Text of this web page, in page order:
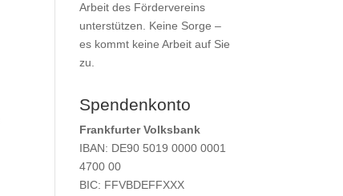
Arbeit des Fördervereins
unterstützen. Keine Sorge –
es kommt keine Arbeit auf Sie
zu.
Spendenkonto
Frankfurter Volksbank
IBAN: DE90 5019 0000 0001
4700 00
BIC: FFVBDEFFXXX